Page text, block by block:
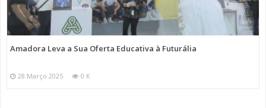
Amadora Leva a Sua Oferta Educativa à Futurália
28 Março 2025 0 K